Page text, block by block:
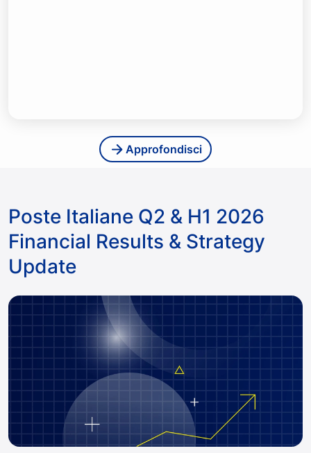
Approfondisci
Poste Italiane Q2 & H1 2026
Financial Results & Strategy
Update